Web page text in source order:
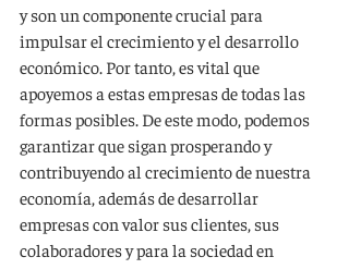
y son un componente crucial para
impulsar el crecimiento y el desarrollo
económico. Por tanto, es vital que
apoyemos a estas empresas de todas las
formas posibles. De este modo, podemos
garantizar que sigan prosperando y
contribuyendo al crecimiento de nuestra
economía, además de desarrollar
empresas con valor sus clientes, sus
colaboradores y para la sociedad en